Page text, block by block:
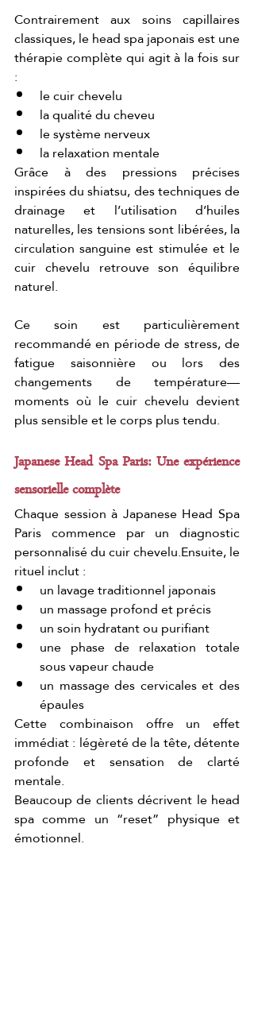
Contrairement aux soins capillaires
classiques, le head spa japonais est une
thérapie complète qui agit à la fois sur
:
le cuir chevelu
la qualité du cheveu
le système nerveux
la relaxation mentale
Grâce à des pressions précises
inspirées du shiatsu, des techniques de
drainage et l’utilisation d’huiles
naturelles, les tensions sont libérées, la
circulation sanguine est stimulée et le
cuir chevelu retrouve son équilibre
naturel.
Ce soin est particulièrement
recommandé en période de stress, de
fatigue saisonnière ou lors des
changements de température—
moments où le cuir chevelu devient
plus sensible et le corps plus tendu.
Japanese Head Spa Paris: Une expérience
sensorielle complète
Chaque session à Japanese Head Spa
Paris commence par un diagnostic
personnalisé du cuir chevelu.Ensuite, le
rituel inclut :
un lavage traditionnel japonais
un massage profond et précis
un soin hydratant ou purifiant
une phase de relaxation totale
sous vapeur chaude
un massage des cervicales et des
épaules
Cette combinaison offre un effet
immédiat : légèreté de la tête, détente
profonde et sensation de clarté
mentale.
Beaucoup de clients décrivent le head
spa comme un “reset” physique et
émotionnel.